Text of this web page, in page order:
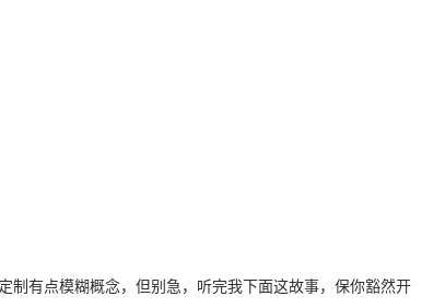
制有点模糊概念，但别急，听完我下面这故事，保你豁然开